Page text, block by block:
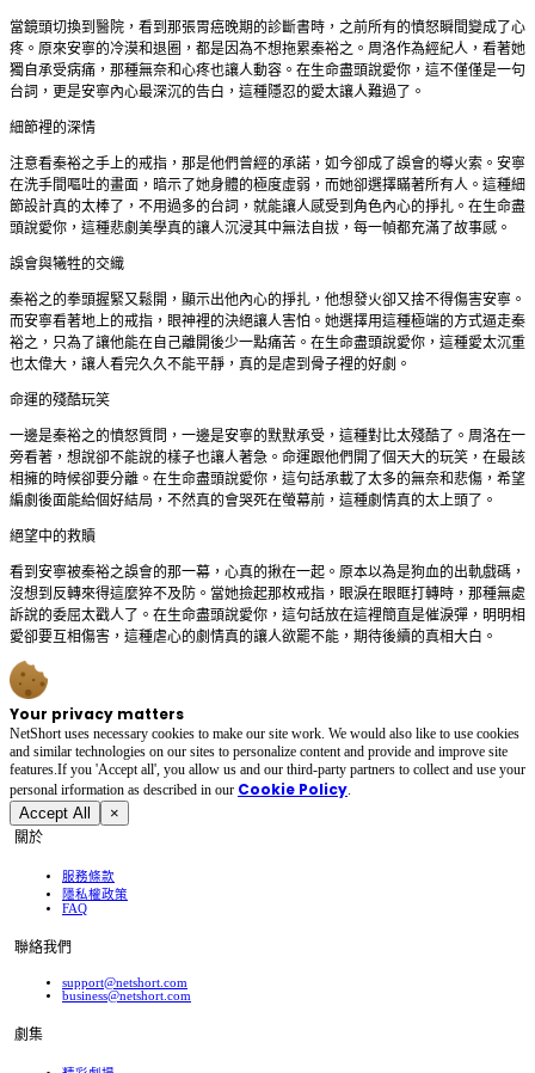
當鏡頭切換到醫院，看到那張胃癌晚期的診斷書時，之前所有的憤怒瞬間變成了心
疼。原來安寧的冷漠和退圈，都是因為不想拖累秦裕之。周洛作為經紀人，看著她
獨自承受病痛，那種無奈和心疼也讓人動容。在生命盡頭說愛你，這不僅僅是一句
台詞，更是安寧內心最深沉的告白，這種隱忍的愛太讓人難過了。
細節裡的深情
注意看秦裕之手上的戒指，那是他們曾經的承諾，如今卻成了誤會的導火索。安寧
在洗手間嘔吐的畫面，暗示了她身體的極度虛弱，而她卻選擇瞞著所有人。這種細
節設計真的太棒了，不用過多的台詞，就能讓人感受到角色內心的掙扎。在生命盡
頭說愛你，這種悲劇美學真的讓人沉浸其中無法自拔，每一幀都充滿了故事感。
誤會與犧牲的交織
秦裕之的拳頭握緊又鬆開，顯示出他內心的掙扎，他想發火卻又捨不得傷害安寧。
而安寧看著地上的戒指，眼神裡的決絕讓人害怕。她選擇用這種極端的方式逼走秦
裕之，只為了讓他能在自己離開後少一點痛苦。在生命盡頭說愛你，這種愛太沉重
也太偉大，讓人看完久久不能平靜，真的是虐到骨子裡的好劇。
命運的殘酷玩笑
一邊是秦裕之的憤怒質問，一邊是安寧的默默承受，這種對比太殘酷了。周洛在一
旁看著，想說卻不能說的樣子也讓人著急。命運跟他們開了個天大的玩笑，在最該
相擁的時候卻要分離。在生命盡頭說愛你，這句話承載了太多的無奈和悲傷，希望
編劇後面能給個好結局，不然真的會哭死在螢幕前，這種劇情真的太上頭了。
絕望中的救贖
看到安寧被秦裕之誤會的那一幕，心真的揪在一起。原本以為是狗血的出軌戲碼，
沒想到反轉來得這麼猝不及防。當她撿起那枚戒指，眼淚在眼眶打轉時，那種無處
訴說的委屈太戳人了。在生命盡頭說愛你，這句話放在這裡簡直是催淚彈，明明相
愛卻要互相傷害，這種虐心的劇情真的讓人欲罷不能，期待後續的真相大白。
Your privacy matters
NetShort uses necessary cookies to make our site work. We would also like to use cookies
and similar technologies on our sites to personalize content and provide and improve site
features.If you 'Accept all', you allow us and our third-party partners to collect and use your
personal irformation as described in our Cookie Policy.
Accept All ×
關於
服務條款
隱私權政策
FAQ
聯絡我們
support@netshort.com
business@netshort.com
劇集